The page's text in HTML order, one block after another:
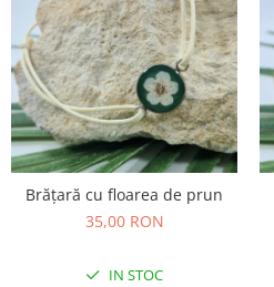
Brățară cu floarea de prun
35,00 RON
IN STOC